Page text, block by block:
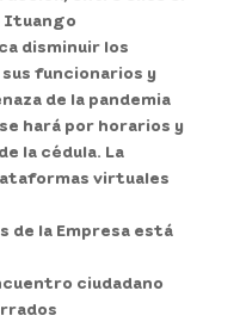
Ituango
disminuir los
funcionarios y
de la pandemia
hará por horarios y
la cédula. La
virtuales
de la Empresa está
ciudadano